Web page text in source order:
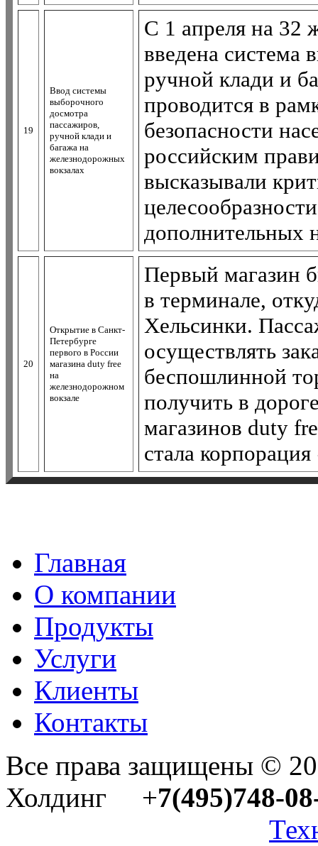
19
Ввод системы
выборочного
досмотра
пассажиров,
ручной клади и
багажа на
железнодорожных
вокзалах
С 1 апреля на 32
введена система
ручной клади и
проводится в
безопасности
российским
высказывали
дополнительных
20
Открытие в Санкт-
Петербурге
первого в России
магазина duty free
на
железнодорожном
вокзале
Первый магазин
в терминале,
Хельсинки.
осуществлять
беспошлинной
получить в
магазинов duty
стала
Главная
О компании
Продукты
Услуги
Клиенты
Контакты
Все права защищены ©
Холдинг +7(495)748-